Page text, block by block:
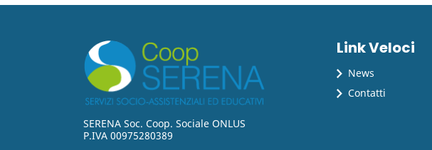
SERENA Soc. Coop. Sociale ONLUS
P.IVA 00975280389
Link Veloci
News
Contatti